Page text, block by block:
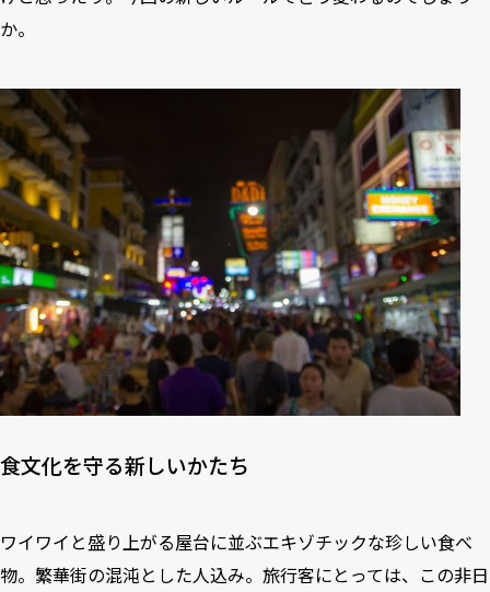
か。
食文化を守る新しいかたち
ワイワイと盛り上がる屋台に並ぶエキゾチックな珍しい食べ
物。繁華街の混沌とした人込み。旅行客にとっては、この非日